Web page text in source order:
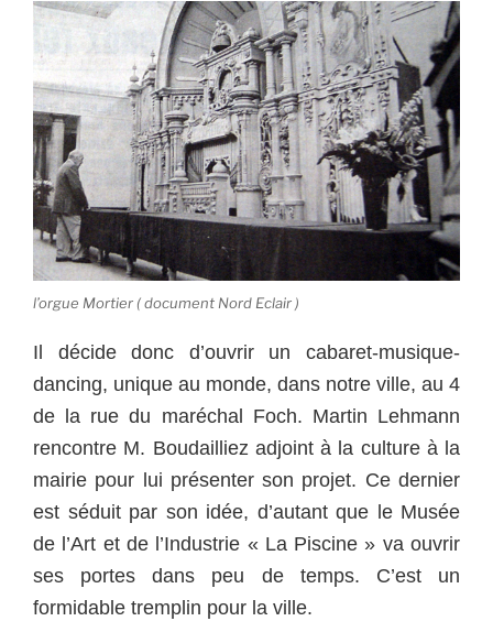
l’orgue Mortier ( document Nord Eclair )
Il décide donc d’ouvrir un cabaret-musique-
dancing, unique au monde, dans notre ville, au 4
de la rue du maréchal Foch. Martin Lehmann
rencontre M. Boudailliez adjoint à la culture à la
mairie pour lui présenter son projet. Ce dernier
est séduit par son idée, d’autant que le Musée
de l’Art et de l’Industrie « La Piscine » va ouvrir
ses portes dans peu de temps. C’est un
formidable tremplin pour la ville.